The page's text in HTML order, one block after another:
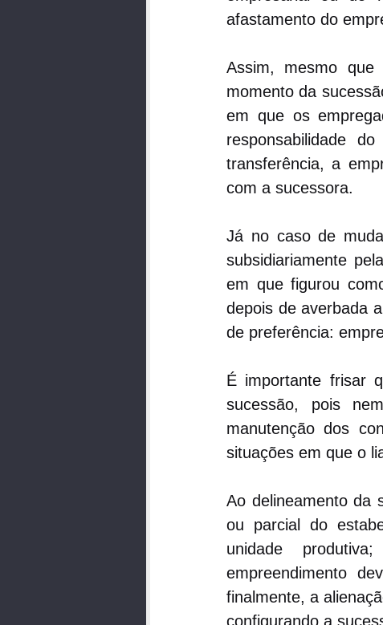
afastamento do
Assim, mesmo
momento da
em que os
responsabilidade
transferência, a
com a sucessora.
Já no caso de
subsidiariamente
em que figurou
depois de averbada
de preferência:
É importante frisar
sucessão, pois
manutenção dos
situações em que o
Ao delineamento da
ou parcial do
unidade
empreendimento
finalmente, a
configurando a